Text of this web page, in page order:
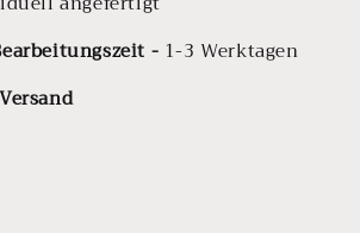
- 1-3 Werktagen